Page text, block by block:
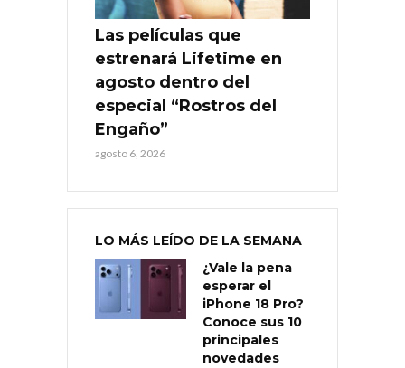
Las películas que
estrenará Lifetime en
agosto dentro del
especial “Rostros del
Engaño”
agosto 6, 2026
LO MÁS LEÍDO DE LA SEMANA
¿Vale la pena
esperar el
iPhone 18 Pro?
Conoce sus 10
principales
novedades